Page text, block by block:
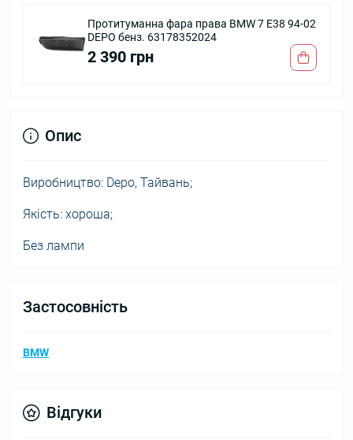
Протитуманна фара права BMW 7 E38 94-02
DEPO бенз. 63178352024
2 390 грн
Опис
Виробництво: Depo, Тайвань;
Якість: хороша;
Без лампи
Застосовність
BMW
Відгуки